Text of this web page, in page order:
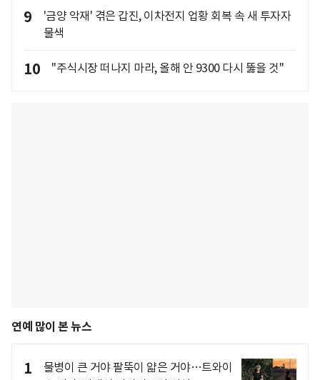
9
'금양 악재' 겪은 갑진, 이차전지 업황 회복 속 새 투자자
물색
10 "주식시장 떠나지 마라, 올해 안 9300 다시 뚫을 것"
연예 많이 본 뉴스
1
물병이 큰 거야 팔뚝이 얇은 거야…트와이